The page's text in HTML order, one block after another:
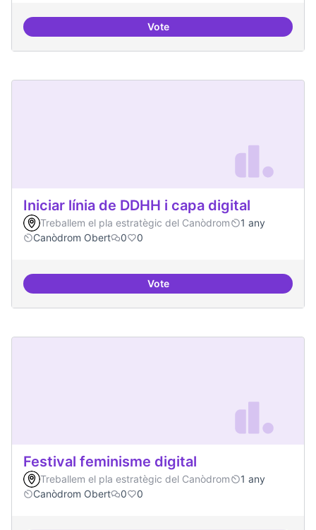
VoteArtistes i programari lliure
Iniciar línia de DDHH i capa digital
Treballem el pla estratègic del Canòdrom
1 any
Canòdrom Obert
0 0
VoteIniciar línia de DDHH i capa
Festival feminisme digital
Treballem el pla estratègic del Canòdrom
1 any
Canòdrom Obert
0 0